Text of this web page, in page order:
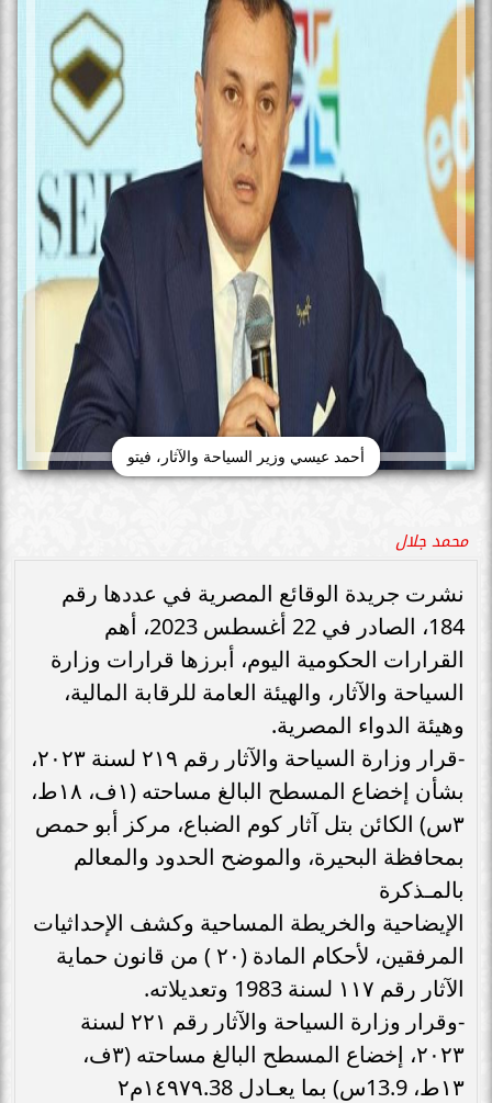
أحمد عيسي وزير السياحة والآثار، فيتو
محمد جلال
نشرت جريدة الوقائع المصرية في عددها رقم
184، الصادر في 22 أغسطس 2023، أهم
القرارات الحكومية اليوم، أبرزها قرارات وزارة
السياحة والآثار، والهيئة العامة للرقابة المالية،
وهيئة الدواء المصرية.
-قرار وزارة السياحة والآثار رقم ٢١٩ لسنة ٢٠٢٣،
بشأن إخضاع المسطح البالغ مساحته (١ف، ١٨ط،
٣س) الكائن بتل آثار كوم الضباع، مركز أبو حمص
بمحافظة البحيرة، والموضح الحدود والمعالم
بالمـذكرة
الإيضاحية والخريطة المساحية وكشف الإحداثيات
المرفقين، لأحكام المادة (٢٠ ) من قانون حماية
الآثار رقم ١١٧ لسنة 1983 وتعديلاته.
-وقرار وزارة السياحة والآثار رقم ٢٢١ لسنة
٢٠٢٣، إخضاع المسطح البالغ مساحته (٣ف،
١٣ط، 13.9س) بما يعـادل ١٤٩٧٩.38م٢